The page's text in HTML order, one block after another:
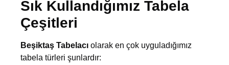
Sık Kullandığımız Tabela
Çeşitleri
Beşiktaş Tabelacı olarak en çok uyguladığımız
tabela türleri şunlardır: